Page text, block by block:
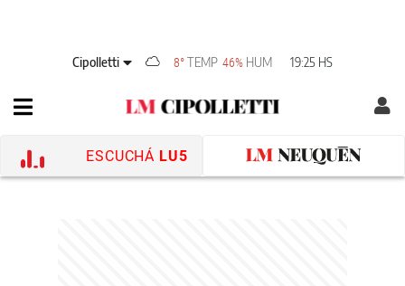
Cipolletti 8°TEMP 46% HUM 19:25 HS
ESCUCHÁ LU5